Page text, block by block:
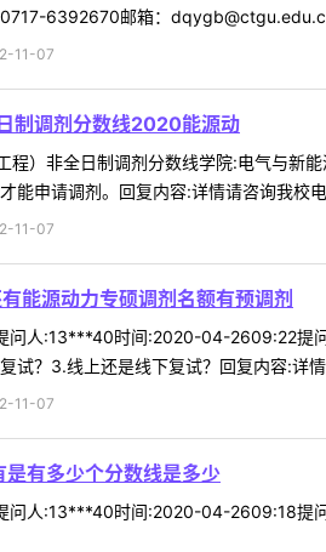
0717-6392670邮箱：
11-07
制调剂分数线2020能源动
程）非全日制调剂分数线学院:电气与
能申请调剂。回复内容:详情请咨询我校
11-07
能源动力专硕调剂名额有预调剂
问人:13***40时间:2020-04-2609:22提
试？3.线上还是线下复试？回复内容:详
11-07
有多少个分数线是多少
问人:13***40时间:2020-04-2609:18提